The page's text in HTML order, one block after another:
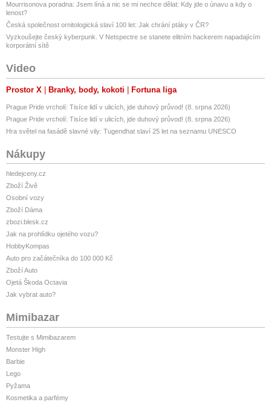
Mourrisonova poradna: Jsem líná a nic se mi nechce dělat: Kdy jde o únavu a kdy o
lenost?
Česká společnost ornitologická slaví 100 let: Jak chrání ptáky v ČR?
Vyzkoušejte český kyberpunk. V Netspectre se stanete elitním hackerem napadajícím
korporátní sítě
Video
Prostor X Branky, body, kokoti Fortuna liga
Prague Pride vrcholí: Tisíce lidí v ulicích, jde duhový průvod! (8. srpna 2026)
Prague Pride vrcholí: Tisíce lidí v ulicích, jde duhový průvod! (8. srpna 2026)
Hra světel na fasádě slavné vily: Tugendhat slaví 25 let na seznamu UNESCO
Nákupy
hledejceny.cz
Zboží Živě
Osobní vozy
Zboží Dáma
zbozi.blesk.cz
Jak na prohlídku ojetého vozu?
HobbyKompas
Auto pro začátečníka do 100 000 Kč
Zboží Auto
Ojetá Škoda Octavia
Jak vybrat auto?
Mimibazar
Testujte s Mimibazarem
Monster High
Barbie
Lego
Pyžama
Kosmetika a parfémy